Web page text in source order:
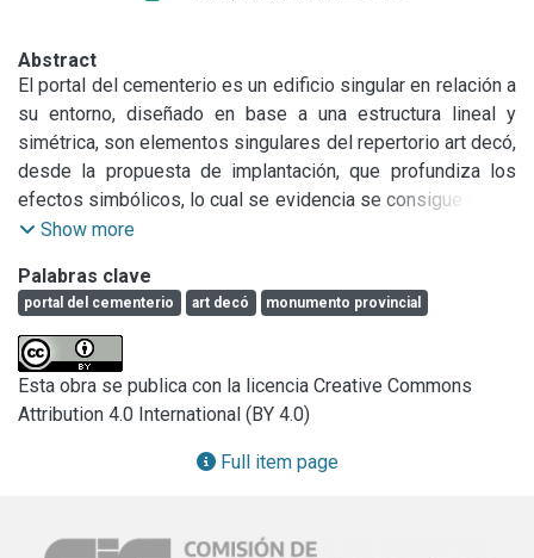
Abstract
El portal del cementerio es un edificio singular en relación a
su entorno, diseñado en base a una estructura lineal y
simétrica, son elementos singulares del repertorio art decó,
desde la propuesta de implantación, que profundiza los
efectos simbólicos, lo cual se evidencia se consigue con la
presencia referencial de la cruz y el color blanco resaltando
En la actualidad el portal presenta una serie de problemas,
provenientes de filtraciones producidas por el mal
funcionamiento de los sistemas de provisión de agua y por
envejecimiento propio del material de revestimiento.
Según las decisiones proyectuales generales frente a un
proyecto de intervención basada en las siguientes
Show more
Palabras clave
portal del cementerio art decó monumento provincial
Esta obra se publica con la licencia Creative Commons
Attribution 4.0 International (BY 4.0)
Full item page